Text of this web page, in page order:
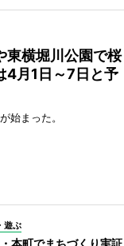
東横堀川公園で桜
月1日～7日と予
始まった。
遊ぶ
本町でまちづくり実証